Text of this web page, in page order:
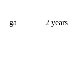
_ga 2 years